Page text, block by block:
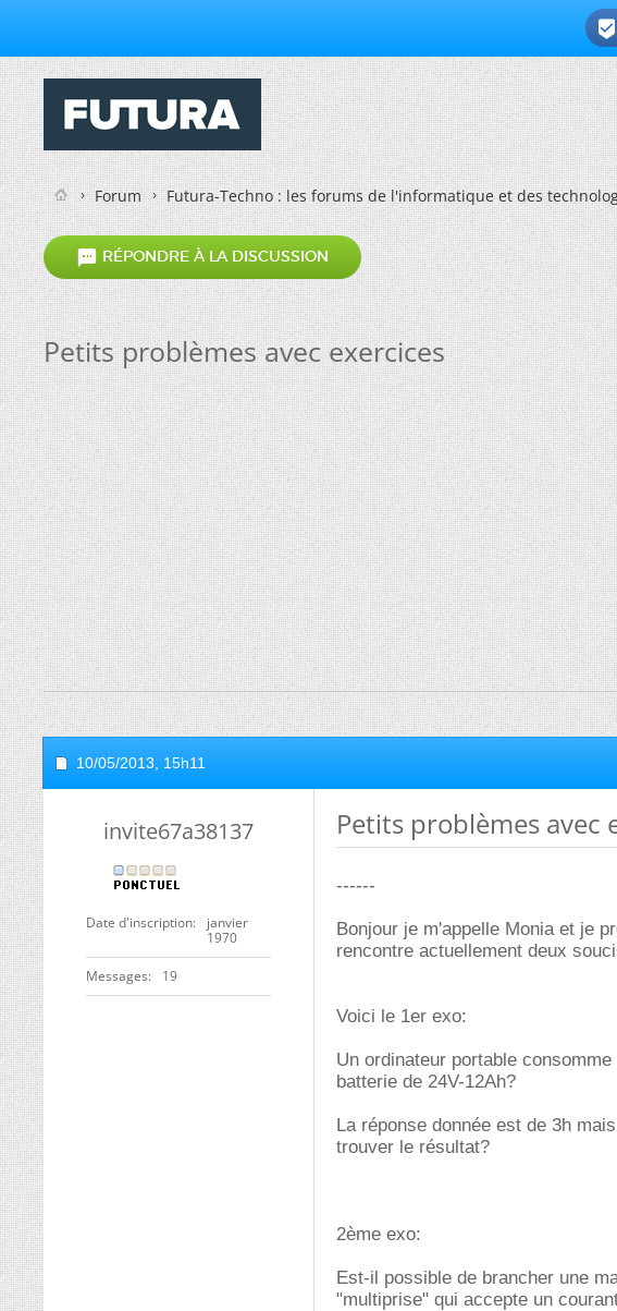

Forum Futura-Techno : les forums de l'informatique et des
 RÉPONDRE À LA DISCUSSION
Petits problèmes avec exercices
10/05/2013, 15h11
invite67a38137
Date d'inscription
janvier
1970
Messages 19
Petits problèmes avec
------
Bonjour je m'appelle Monia et je
rencontre actuellement deux
Voici le 1er exo:
Un ordinateur portable
batterie de 24V-12Ah?
La réponse donnée est de 3h
trouver le résultat?
2ème exo:
Est-il possible de brancher une
"multiprise" qui accepte un